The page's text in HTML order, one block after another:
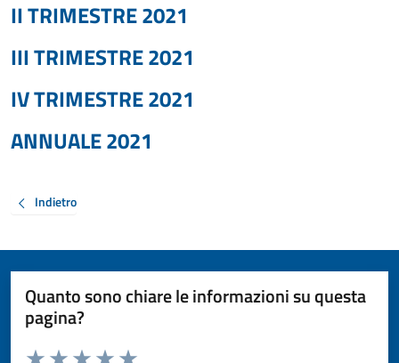
II TRIMESTRE 2021
III TRIMESTRE 2021
IV TRIMESTRE 2021
ANNUALE 2021
Indietro
Quanto sono chiare le informazioni su questa
pagina?
Valuta da 1 a 5 stelle la pagina